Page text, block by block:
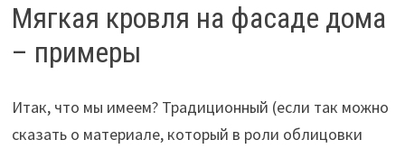
Мягкая кровля на фасаде дома
– примеры
Итак, что мы имеем? Традиционный (если так можно
сказать о материале, который в роли облицовки